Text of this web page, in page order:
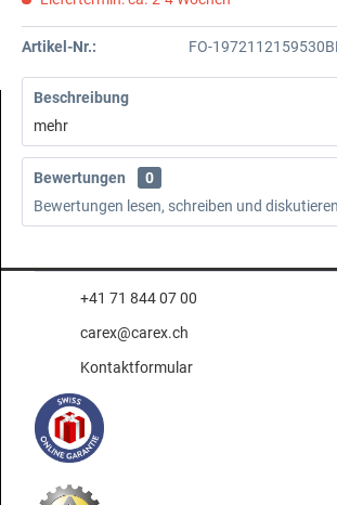
Artikel-Nr.: FO-
Beschreibung
mehr
Bewertungen
0
Bewertungen lesen, schreiben und
+41 71 844 07 00
carex@carex.ch
Kontaktformular